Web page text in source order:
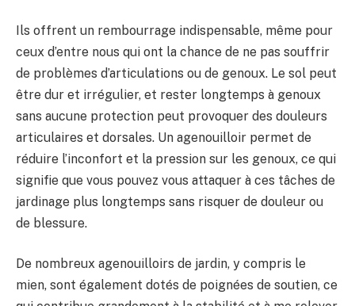
Ils offrent un rembourrage indispensable, même pour
ceux d’entre nous qui ont la chance de ne pas souffrir
de problèmes d’articulations ou de genoux. Le sol peut
être dur et irrégulier, et rester longtemps à genoux
sans aucune protection peut provoquer des douleurs
articulaires et dorsales. Un agenouilloir permet de
réduire l’inconfort et la pression sur les genoux, ce qui
signifie que vous pouvez vous attaquer à ces tâches de
jardinage plus longtemps sans risquer de douleur ou
de blessure.
De nombreux agenouilloirs de jardin, y compris le
mien, sont également dotés de poignées de soutien, ce